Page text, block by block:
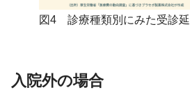
図4 診療種類別にみた受診
入院外の場合